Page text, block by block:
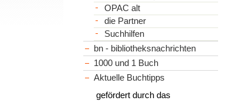
OPAC alt
die Partner
Suchhilfen
bn - bibliotheksnachrichten
1000 und 1 Buch
Aktuelle Buchtipps
gefördert durch das